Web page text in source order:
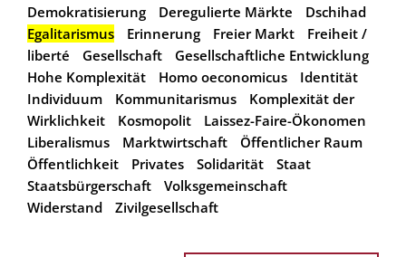
Demokratisierung
Deregulierte Märkte
Dschihad
Egalitarismus
Erinnerung Freier Markt
Freiheit /
liberté
Gesellschaft
Gesellschaftliche Entwicklung
Hohe Komplexität
Homo oeconomicus
Identität
Individuum
Kommunitarismus
Komplexität der
Wirklichkeit
Kosmopolit
Laissez-Faire-Ökonomen
Liberalismus
Marktwirtschaft
Öffentlicher Raum
Öffentlichkeit
Privates Solidarität
Staat
Staatsbürgerschaft
Volksgemeinschaft
Widerstand
Zivilgesellschaft